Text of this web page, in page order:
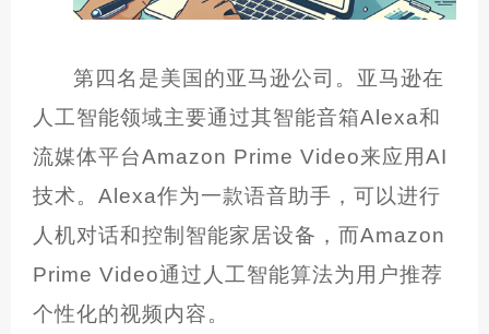
第四名是美国的亚马逊公司。亚马逊在
人工智能领域主要通过其智能音箱Alexa和
流媒体平台Amazon Prime Video来应用AI
技术。Alexa作为一款语音助手，可以进行
人机对话和控制智能家居设备，而Amazon
Prime Video通过人工智能算法为用户推荐
个性化的视频内容。